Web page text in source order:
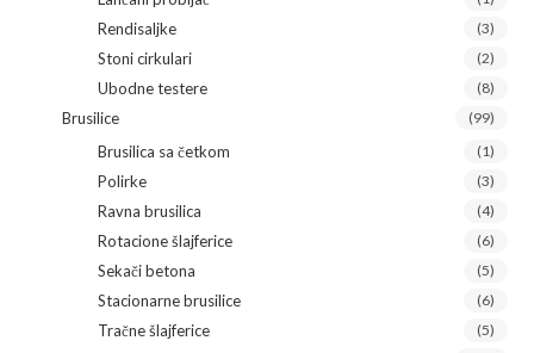
Rendisaljke (3)
Stoni cirkulari (2)
Ubodne testere (8)
Brusilice (99)
Brusilica sa četkom (1)
Polirke (3)
Ravna brusilica (4)
Rotacione šlajferice (6)
Sekači betona (5)
Stacionarne brusilice (6)
Tračne šlajferice (5)